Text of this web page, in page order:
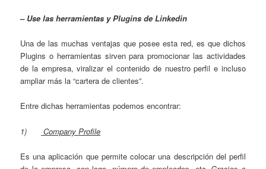
– Use las herramientas y Plugins de Linkedin
Una de las muchas ventajas que posee esta red, es que dichos
Plugins o herramientas sirven para promocionar las actividades
de la empresa, viralizar el contenido de nuestro perfil e incluso
ampliar más la “cartera de clientes”.
Entre dichas herramientas podemos encontrar:
1) CompanyProfile
Es una aplicación que permite colocar una descripción del perfil